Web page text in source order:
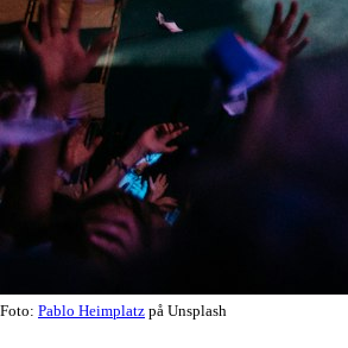
Foto: Pablo Heimplatz på Unsplash